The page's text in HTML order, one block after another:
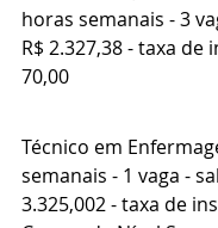
horas semanais - 3
R$ 2.327,38 - taxa de
70,00
Técnico em
semanais - 1 vaga -
3.325,002 - taxa de